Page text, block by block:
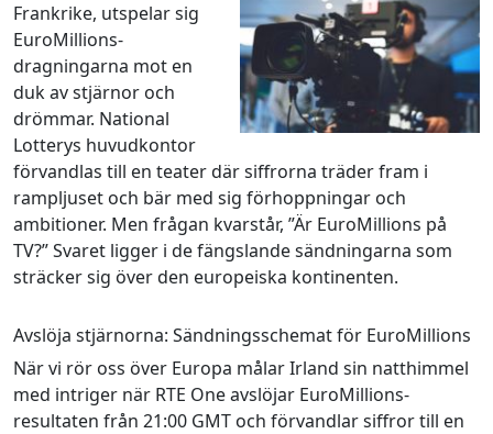
Frankrike, utspelar sig
EuroMillions-
dragningarna mot en
duk av stjärnor och
drömmar. National
Lotterys huvudkontor
förvandlas till en teater där siffrorna träder fram i
rampljuset och bär med sig förhoppningar och
ambitioner. Men frågan kvarstår, ”Är EuroMillions på
TV?” Svaret ligger i de fängslande sändningarna som
sträcker sig över den europeiska kontinenten.
Avslöja stjärnorna: Sändningsschemat för EuroMillions
När vi rör oss över Europa målar Irland sin natthimmel
med intriger när RTE One avslöjar EuroMillions-
resultaten från 21:00 GMT och förvandlar siffror till en